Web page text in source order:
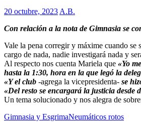
20 octubre, 2023 A.B.
Con relación a la nota de Gimnasia se
Vale la pena corregir y máxime cuando se
cargo de nada, nadie investigará nada y
Al respecto nos cuenta Mariela que «Yo
hasta la 1:30, hora en la que legó la
«Y el club -agrega la vicepresidenta- se
«Del resto se encargará la justicia desde
Un tema solucionado y nos alegra de
Gimnasia y EsgrimaNeumáticos rotos